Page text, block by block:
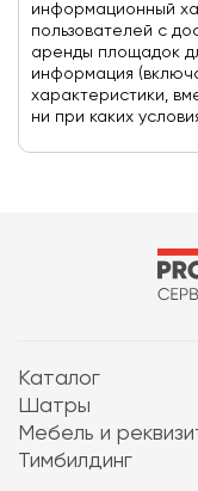
информационный
пользователей с
аренды площадок
информация
характеристики,
ни при каких
Каталог
Шатры
Мебель и
Тимбилдинг